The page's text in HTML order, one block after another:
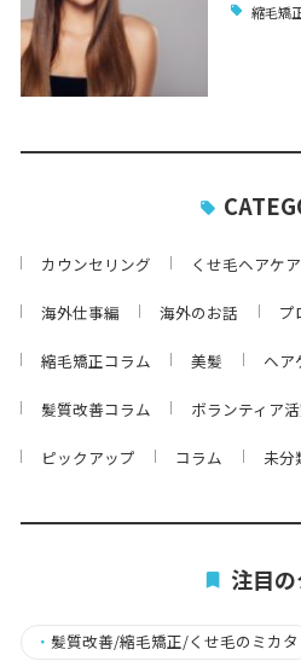
縮毛矯
カウンセリング くせ毛ヘアケア
海外仕事編 海外のお話 プ
縮毛矯正コラム 美髪 ヘア
髪質改善コラム ボランティア
ピックアップ コラム 未分
注目
・ 髪質改善/縮毛矯正/くせ毛のミカタ